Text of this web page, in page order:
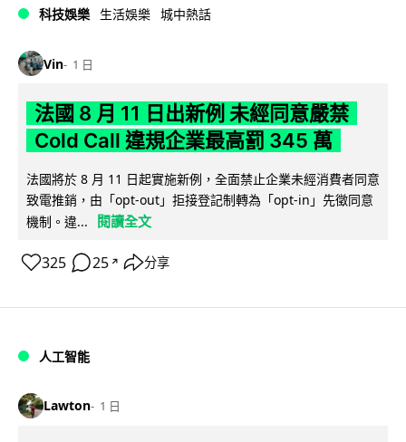
科技娛樂 生活娛樂 城中熱話
Vin 1 日
法國 8 月 11 日出新例 未經同意嚴禁
Cold Call 違規企業最高罰 345 萬
法國將於 8 月 11 日起實施新例，全面禁止企業未經消費者同意
致電推銷，由「opt-out」拒接登記制轉為「opt-in」先徵同意
機制。違...
閱讀全文
325 25 ↗ 分享
人工智能
Lawton 1 日